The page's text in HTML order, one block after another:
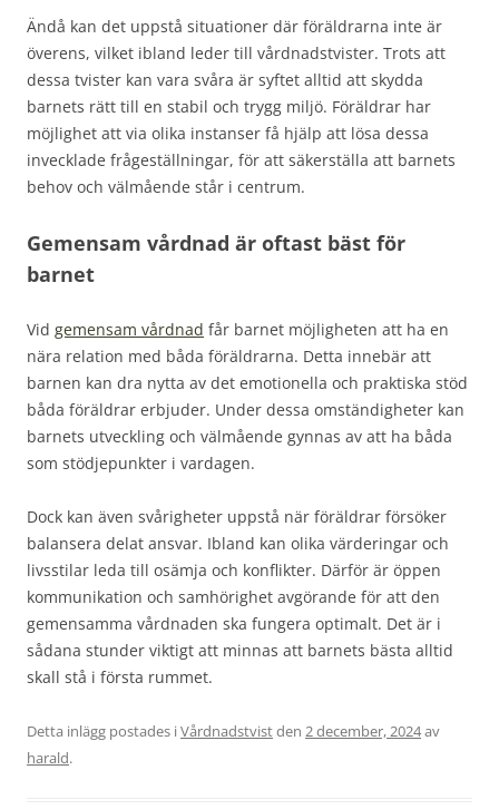
Ändå kan det uppstå situationer där föräldrarna inte är
överens, vilket ibland leder till vårdnadstvister. Trots att
dessa tvister kan vara svåra är syftet alltid att skydda
barnets rätt till en stabil och trygg miljö. Föräldrar har
möjlighet att via olika instanser få hjälp att lösa dessa
invecklade frågeställningar, för att säkerställa att barnets
behov och välmående står i centrum.
Gemensam vårdnad är oftast bäst för
barnet
Vid gemensam vårdnad får barnet möjligheten att ha en
nära relation med båda föräldrarna. Detta innebär att
barnen kan dra nytta av det emotionella och praktiska stöd
båda föräldrar erbjuder. Under dessa omständigheter kan
barnets utveckling och välmående gynnas av att ha båda
som stödjepunkter i vardagen.
Dock kan även svårigheter uppstå när föräldrar försöker
balansera delat ansvar. Ibland kan olika värderingar och
livsstilar leda till osämja och konflikter. Därför är öppen
kommunikation och samhörighet avgörande för att den
gemensamma vårdnaden ska fungera optimalt. Det är i
sådana stunder viktigt att minnas att barnets bästa alltid
skall stå i första rummet.
Detta inlägg postades iVårdnadstvistden 2 december, 2024av
harald.